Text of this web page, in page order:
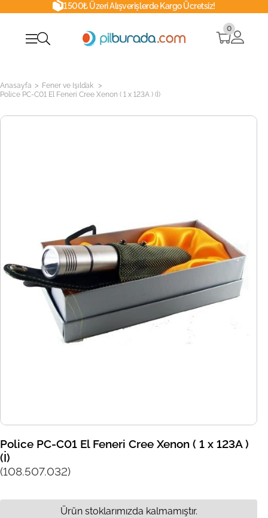
1500₺ Üzeri Alışverişlerde Kargo Ücretsiz!
0
Anasayfa > Fener ve Işıldak >
Police PC-C01 El Feneri Cree Xenon ( 1 x 123A ) (İ)
Police PC-C01 El Feneri Cree Xenon ( 1 x 123A )
(İ)
(108.507.032)
Ürün stoklarımızda kalmamıştır.